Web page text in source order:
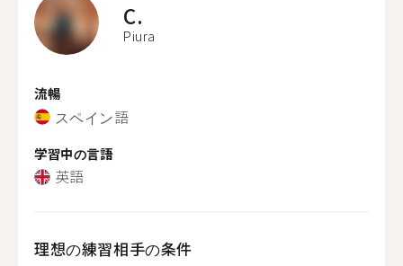
C.
Piura
流暢
スペイン語
学習中の言語
英語
理想の練習相手の条件